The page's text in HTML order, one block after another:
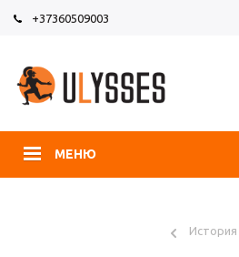
+37360509003
МЕНЮ
История